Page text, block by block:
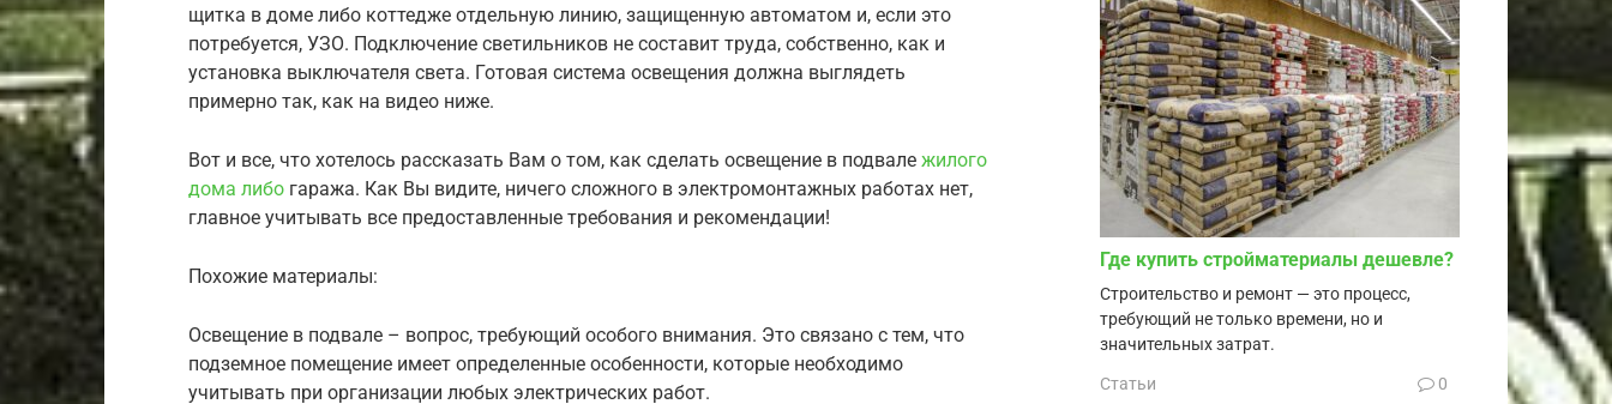
щитка в доме либо коттедже отдельную линию, защищенную автоматом и, если это
потребуется, УЗО. Подключение светильников не составит труда, собственно, как и
установка выключателя света. Готовая система освещения должна выглядеть
примерно так, как на видео ниже.
Вот и все, что хотелось рассказать Вам о том, как сделать освещение в подвале жилого
дома либо гаража. Как Вы видите, ничего сложного в электромонтажных работах нет,
главное учитывать все предоставленные требования и рекомендации!
Похожие материалы:
Освещение в подвале – вопрос, требующий особого внимания. Это связано с тем, что
подземное помещение имеет определенные особенности, которые необходимо
учитывать при организации любых электрических работ.
Где купить стройматериалы дешевле?
Строительство и ремонт — это процесс,
требующий не только времени, но и
значительных затрат.
Статьи 0